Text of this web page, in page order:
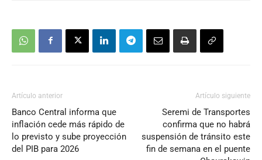
Artículo anterior
Banco Central informa que
inflación cede más rápido de
lo previsto y sube proyección
del PIB para 2026
Artículo siguiente
Seremi de Transportes
confirma que no habrá
suspensión de tránsito este
fin de semana en el puente